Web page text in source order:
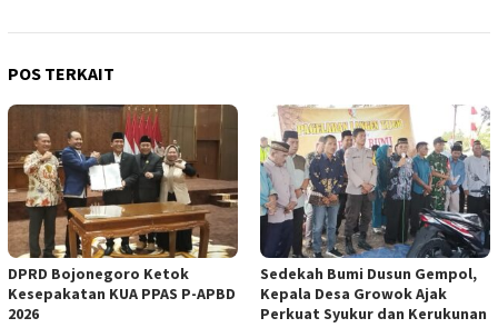
POS TERKAIT
DPRD Bojonegoro Ketok
Kesepakatan KUA PPAS P-APBD
2026
Sedekah Bumi Dusun Gempol,
Kepala Desa Growok Ajak
Perkuat Syukur dan Kerukunan